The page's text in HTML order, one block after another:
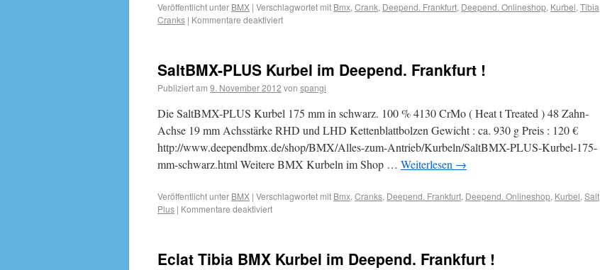
Veröffentlicht unter BMX | Verschlagwortet mit Bmx, Crank, Deepend. Frankfurt, Deepend. Onlineshop, Kurbel, Tibia
Cranks | Kommentare deaktiviert
SaltBMX-PLUS Kurbel im Deepend. Frankfurt !
Publiziert am 9. November 2012 von spangi
Die SaltBMX-PLUS Kurbel 175 mm in schwarz. 100 % 4130 CrMo ( Heat t Treated ) 48 Zahn-
Achse 19 mm Achsstärke RHD und LHD Kettenblattbolzen Gewicht : ca. 930 g Preis : 120 €
http://www.deependbmx.de/shop/BMX/Alles-zum-Antrieb/Kurbeln/SaltBMX-PLUS-Kurbel-175-
mm-schwarz.html Weitere BMX Kurbeln im Shop … Weiterlesen →
Veröffentlicht unter BMX | Verschlagwortet mit Bmx, Cranks, Deepend. Frankfurt, Deepend. Onlineshop, Kurbel, Salt
Plus | Kommentare deaktiviert
Eclat Tibia BMX Kurbel im Deepend. Frankfurt !